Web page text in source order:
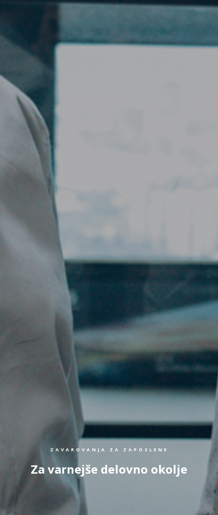
ZAVAROVANJA ZA ZAPOSLENE
Za varnejše delovno okolje